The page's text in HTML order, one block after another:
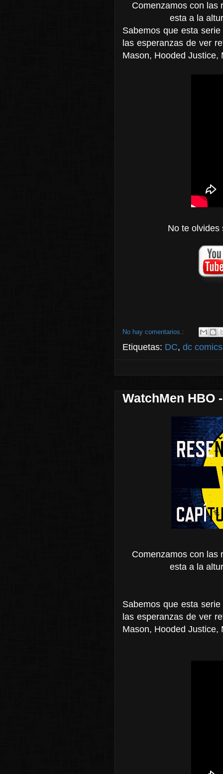
Comenzamos con las
esta a la
Sabemos que esta
las esperanzas de ver
Mason, Hooded Justice,
No te olvides
No hay comentarios.:
Etiquetas: DC, dc comics
WatchMen HBO
Comenzamos con las
esta a la
Sabemos que esta
las esperanzas de ver
Mason, Hooded Justice,